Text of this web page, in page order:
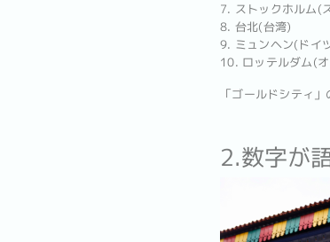
7. ストックホルム(
8. 台北(台湾)
9. ミュンヘン(ドイ
10. ロッテルダム(
「ゴールドシティ
2.数字が